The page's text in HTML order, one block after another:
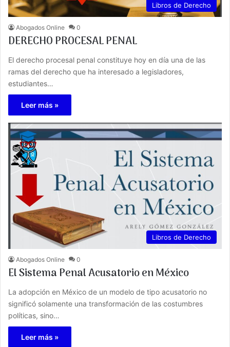
Libros de Derecho
Abogados Online 0
DERECHO PROCESAL PENAL
El derecho procesal penal constituye hoy en día una de las
ramas del derecho que ha interesado a legisladores,
estudiantes…
Leer más »
Libros de Derecho
Abogados Online 0
El Sistema Penal Acusatorio en México
La adopción en México de un modelo de tipo acusatorio no
significó solamente una transformación de las costumbres
políticas, sino…
Leer más »